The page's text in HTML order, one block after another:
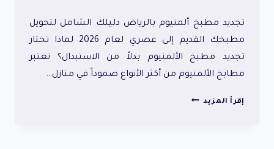
تجديد مطبخ ألمنيوم بالرياض دليلك الشامل لتحويل
مطبخك القديم إلى عصري لعام 2026 لماذا تختار
تجديد مطبخ الألمنيوم بدلاً من الاستبدال؟ تعتبر
مطابخ الألمنيوم من أكثر الأنواع صموداً في منازل…
إقرأ المزيد تجديد